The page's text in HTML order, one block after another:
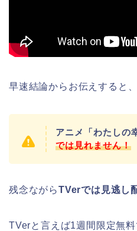
早速結論からお伝えすると、
アニメ「わたしの
では見れません！
残念ながらTVerでは見逃し
TVerと言えば1週間限定無